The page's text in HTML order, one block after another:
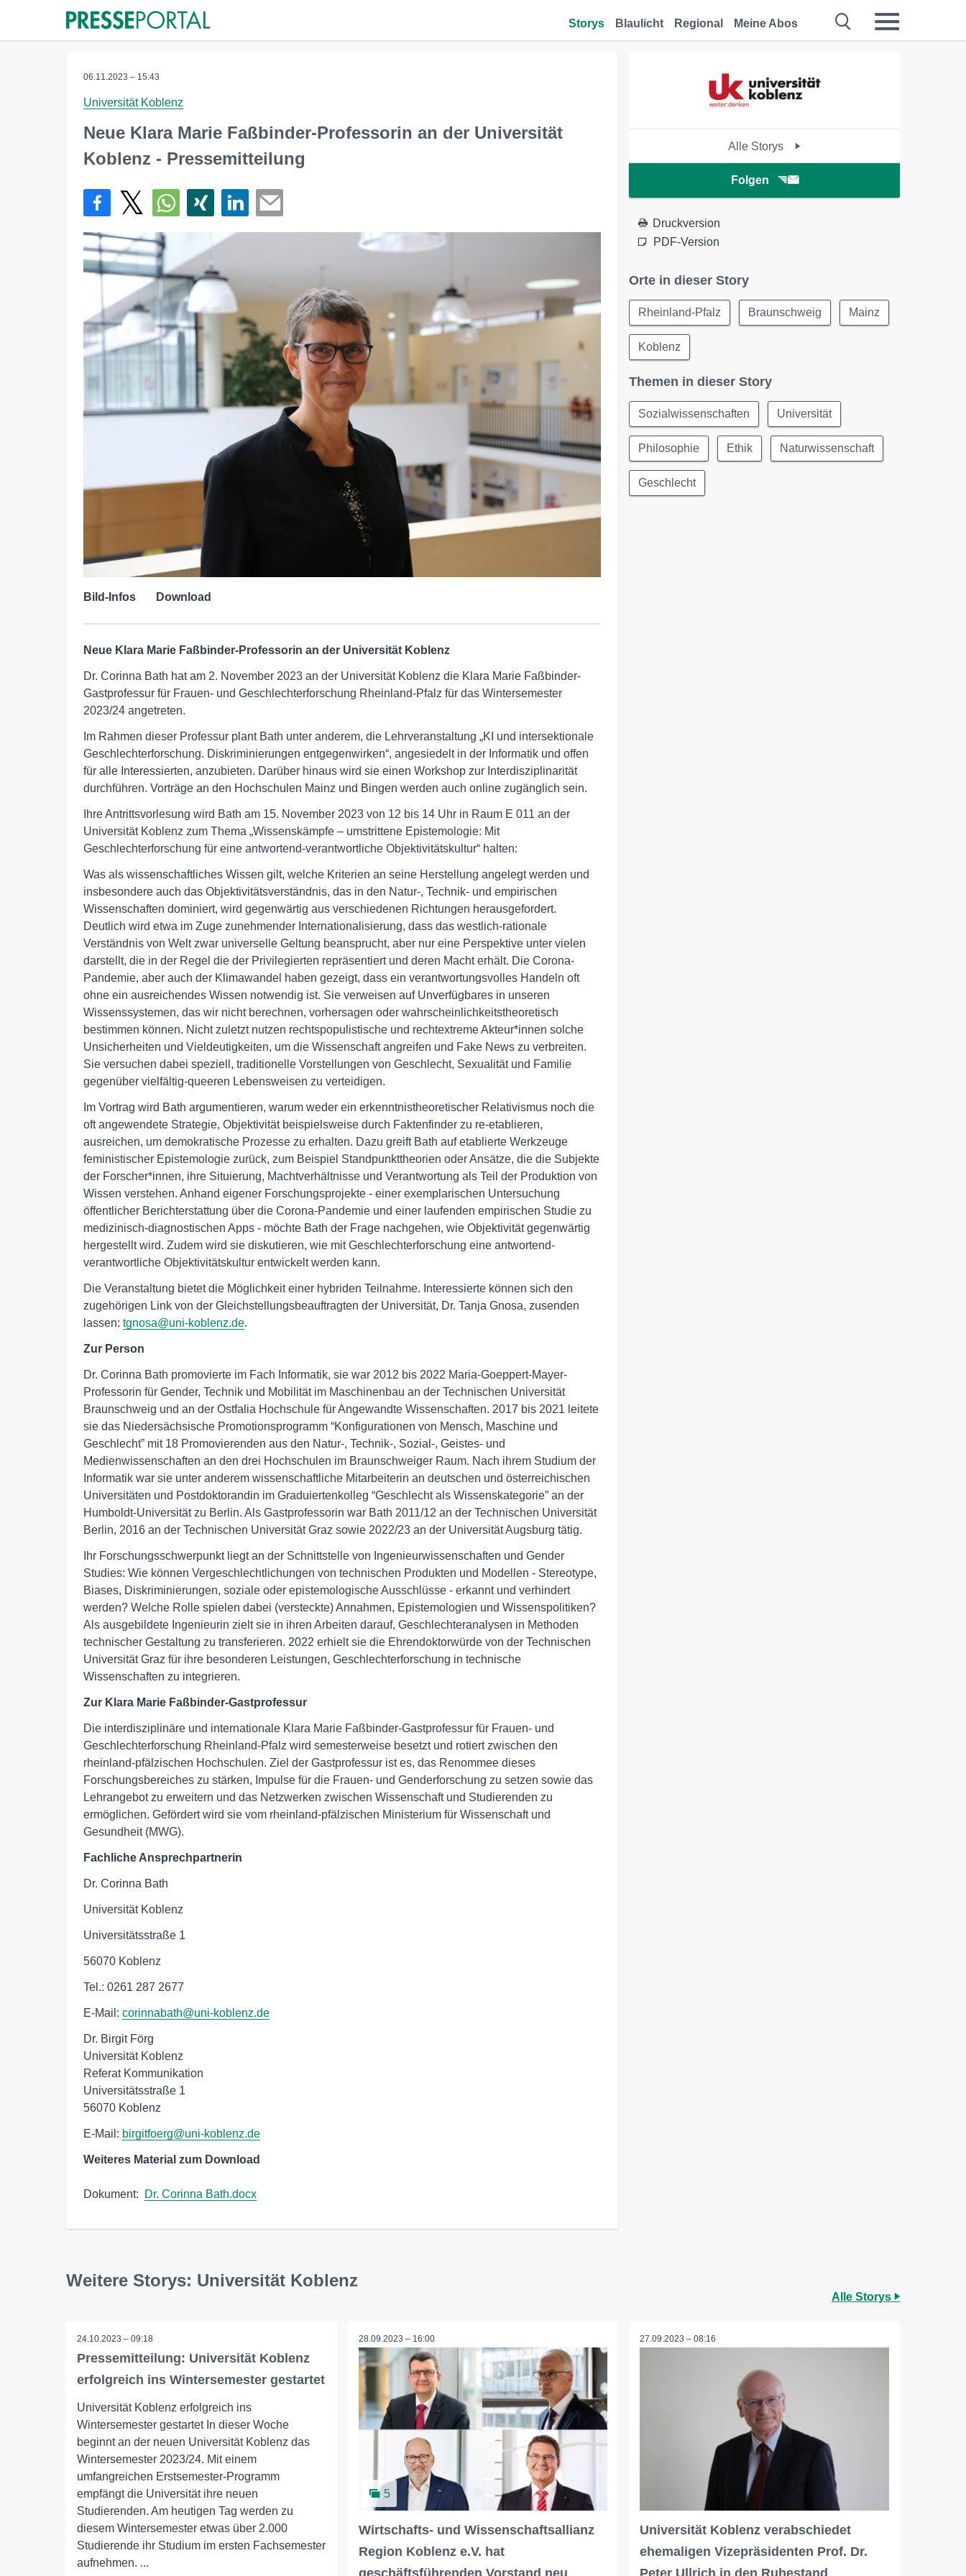
Storys Blaulicht Regional Meine Abos
06.11.2023 – 15:43
Universität Koblenz
Neue Klara Marie Faßbinder-Professorin an der Universität
Koblenz - Pressemitteilung
Bild-Infos Download
Neue Klara Marie Faßbinder-Professorin an der Universität Koblenz
Dr. Corinna Bath hat am 2. November 2023 an der Universität Koblenz die Klara Marie Faßbinder-
Gastprofessur für Frauen- und Geschlechterforschung Rheinland-Pfalz für das Wintersemester
2023/24 angetreten.
Im Rahmen dieser Professur plant Bath unter anderem, die Lehrveranstaltung „KI und intersektionale
Geschlechterforschung. Diskriminierungen entgegenwirken“, angesiedelt in der Informatik und offen
für alle Interessierten, anzubieten. Darüber hinaus wird sie einen Workshop zur Interdisziplinarität
durchführen. Vorträge an den Hochschulen Mainz und Bingen werden auch online zugänglich sein.
Ihre Antrittsvorlesung wird Bath am 15. November 2023 von 12 bis 14 Uhr in Raum E 011 an der
Universität Koblenz zum Thema „Wissenskämpfe – umstrittene Epistemologie: Mit
Geschlechterforschung für eine antwortend-verantwortliche Objektivitätskultur“ halten:
Was als wissenschaftliches Wissen gilt, welche Kriterien an seine Herstellung angelegt werden und
insbesondere auch das Objektivitätsverständnis, das in den Natur-, Technik- und empirischen
Wissenschaften dominiert, wird gegenwärtig aus verschiedenen Richtungen herausgefordert.
Deutlich wird etwa im Zuge zunehmender Internationalisierung, dass das westlich-rationale
Verständnis von Welt zwar universelle Geltung beansprucht, aber nur eine Perspektive unter vielen
darstellt, die in der Regel die der Privilegierten repräsentiert und deren Macht erhält. Die Corona-
Pandemie, aber auch der Klimawandel haben gezeigt, dass ein verantwortungsvolles Handeln oft
ohne ein ausreichendes Wissen notwendig ist. Sie verweisen auf Unverfügbares in unseren
Wissenssystemen, das wir nicht berechnen, vorhersagen oder wahrscheinlichkeitstheoretisch
bestimmen können. Nicht zuletzt nutzen rechtspopulistische und rechtextreme Akteur*innen solche
Unsicherheiten und Vieldeutigkeiten, um die Wissenschaft angreifen und Fake News zu verbreiten.
Sie versuchen dabei speziell, traditionelle Vorstellungen von Geschlecht, Sexualität und Familie
gegenüber vielfältig-queeren Lebensweisen zu verteidigen.
Im Vortrag wird Bath argumentieren, warum weder ein erkenntnistheoretischer Relativismus noch die
oft angewendete Strategie, Objektivität beispielsweise durch Faktenfinder zu re-etablieren,
ausreichen, um demokratische Prozesse zu erhalten. Dazu greift Bath auf etablierte Werkzeuge
feministischer Epistemologie zurück, zum Beispiel Standpunkttheorien oder Ansätze, die die Subjekte
der Forscher*innen, ihre Situierung, Machtverhältnisse und Verantwortung als Teil der Produktion von
Wissen verstehen. Anhand eigener Forschungsprojekte - einer exemplarischen Untersuchung
öffentlicher Berichterstattung über die Corona-Pandemie und einer laufenden empirischen Studie zu
medizinisch-diagnostischen Apps - möchte Bath der Frage nachgehen, wie Objektivität gegenwärtig
hergestellt wird. Zudem wird sie diskutieren, wie mit Geschlechterforschung eine antwortend-
verantwortliche Objektivitätskultur entwickelt werden kann.
Die Veranstaltung bietet die Möglichkeit einer hybriden Teilnahme. Interessierte können sich den
zugehörigen Link von der Gleichstellungsbeauftragten der Universität, Dr. Tanja Gnosa, zusenden
lassen: tgnosa@uni-koblenz.de.
Zur Person
Dr. Corinna Bath promovierte im Fach Informatik, sie war 2012 bis 2022 Maria-Goeppert-Mayer-
Professorin für Gender, Technik und Mobilität im Maschinenbau an der Technischen Universität
Braunschweig und an der Ostfalia Hochschule für Angewandte Wissenschaften. 2017 bis 2021 leitete
sie das Niedersächsische Promotionsprogramm “Konfigurationen von Mensch, Maschine und
Geschlecht” mit 18 Promovierenden aus den Natur-, Technik-, Sozial-, Geistes- und
Medienwissenschaften an den drei Hochschulen im Braunschweiger Raum. Nach ihrem Studium der
Informatik war sie unter anderem wissenschaftliche Mitarbeiterin an deutschen und österreichischen
Universitäten und Postdoktorandin im Graduiertenkolleg “Geschlecht als Wissenskategorie” an der
Humboldt-Universität zu Berlin. Als Gastprofessorin war Bath 2011/12 an der Technischen Universität
Berlin, 2016 an der Technischen Universität Graz sowie 2022/23 an der Universität Augsburg tätig.
Ihr Forschungsschwerpunkt liegt an der Schnittstelle von Ingenieurwissenschaften und Gender
Studies: Wie können Vergeschlechtlichungen von technischen Produkten und Modellen - Stereotype,
Biases, Diskriminierungen, soziale oder epistemologische Ausschlüsse - erkannt und verhindert
werden? Welche Rolle spielen dabei (versteckte) Annahmen, Epistemologien und Wissenspolitiken?
Als ausgebildete Ingenieurin zielt sie in ihren Arbeiten darauf, Geschlechteranalysen in Methoden
technischer Gestaltung zu transferieren. 2022 erhielt sie die Ehrendoktorwürde von der Technischen
Universität Graz für ihre besonderen Leistungen, Geschlechterforschung in technische
Wissenschaften zu integrieren.
Zur Klara Marie Faßbinder-Gastprofessur
Die interdisziplinäre und internationale Klara Marie Faßbinder-Gastprofessur für Frauen- und
Geschlechterforschung Rheinland-Pfalz wird semesterweise besetzt und rotiert zwischen den
rheinland-pfälzischen Hochschulen. Ziel der Gastprofessur ist es, das Renommee dieses
Forschungsbereiches zu stärken, Impulse für die Frauen- und Genderforschung zu setzen sowie das
Lehrangebot zu erweitern und das Netzwerken zwischen Wissenschaft und Studierenden zu
ermöglichen. Gefördert wird sie vom rheinland-pfälzischen Ministerium für Wissenschaft und
Gesundheit (MWG).
Fachliche Ansprechpartnerin
Dr. Corinna Bath
Universität Koblenz
Universitätsstraße 1
56070 Koblenz
Tel.: 0261 287 2677
E-Mail: corinnabath@uni-koblenz.de
Dr. Birgit Förg
Universität Koblenz
Referat Kommunikation
Universitätsstraße 1
56070 Koblenz
E-Mail: birgitfoerg@uni-koblenz.de
Weiteres Material zum Download
Dokument: Dr. Corinna Bath.docx
Alle Storys
Folgen
Druckversion
PDF-Version
Orte in dieser Story
Rheinland-Pfalz Braunschweig Mainz
Koblenz
Themen in dieser Story
Sozialwissenschaften Universität
Philosophie Ethik Naturwissenschaft
Geschlecht
Weitere Storys: Universität Koblenz
Alle Storys
24.10.2023 – 09:18
Pressemitteilung: Universität Koblenz
erfolgreich ins Wintersemester gestartet
Universität Koblenz erfolgreich ins
Wintersemester gestartet In dieser Woche
beginnt an der neuen Universität Koblenz das
Wintersemester 2023/24. Mit einem
umfangreichen Erstsemester-Programm
empfängt die Universität ihre neuen
Studierenden. Am heutigen Tag werden zu
diesem Wintersemester etwas über 2.000
Studierende ihr Studium im ersten Fachsemester
aufnehmen. ...
28.09.2023 – 16:00
5
Wirtschafts- und Wissenschaftsallianz
Region Koblenz e.V. hat
geschäftsführenden Vorstand neu
27.09.2023 – 08:16
Universität Koblenz verabschiedet
ehemaligen Vizepräsidenten Prof. Dr.
Peter Ullrich in den Ruhestand